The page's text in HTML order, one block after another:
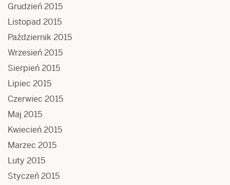
Grudzień 2015
Listopad 2015
Październik 2015
Wrzesień 2015
Sierpień 2015
Lipiec 2015
Czerwiec 2015
Maj 2015
Kwiecień 2015
Marzec 2015
Luty 2015
Styczeń 2015